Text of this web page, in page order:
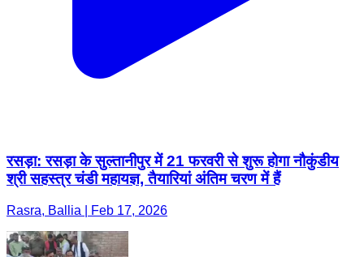
रसड़ा: रसड़ा के सुल्तानीपुर में 21 फरवरी से शुरू होगा नौकुंडीय
श्री सहस्त्र चंडी महायज्ञ, तैयारियां अंतिम चरण में हैं
Rasra, Ballia | Feb 17, 2026